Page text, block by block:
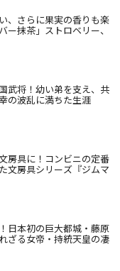
、さらに果実の香りも楽
ー抹茶」ストロベリー、
武将！幼い弟を支え、共
の波乱に満ちた生涯
房具に！コンビニの定番
文房具シリーズ『ジムマ
日本初の巨大都城・藤原
ざる女帝・持統天皇の凄